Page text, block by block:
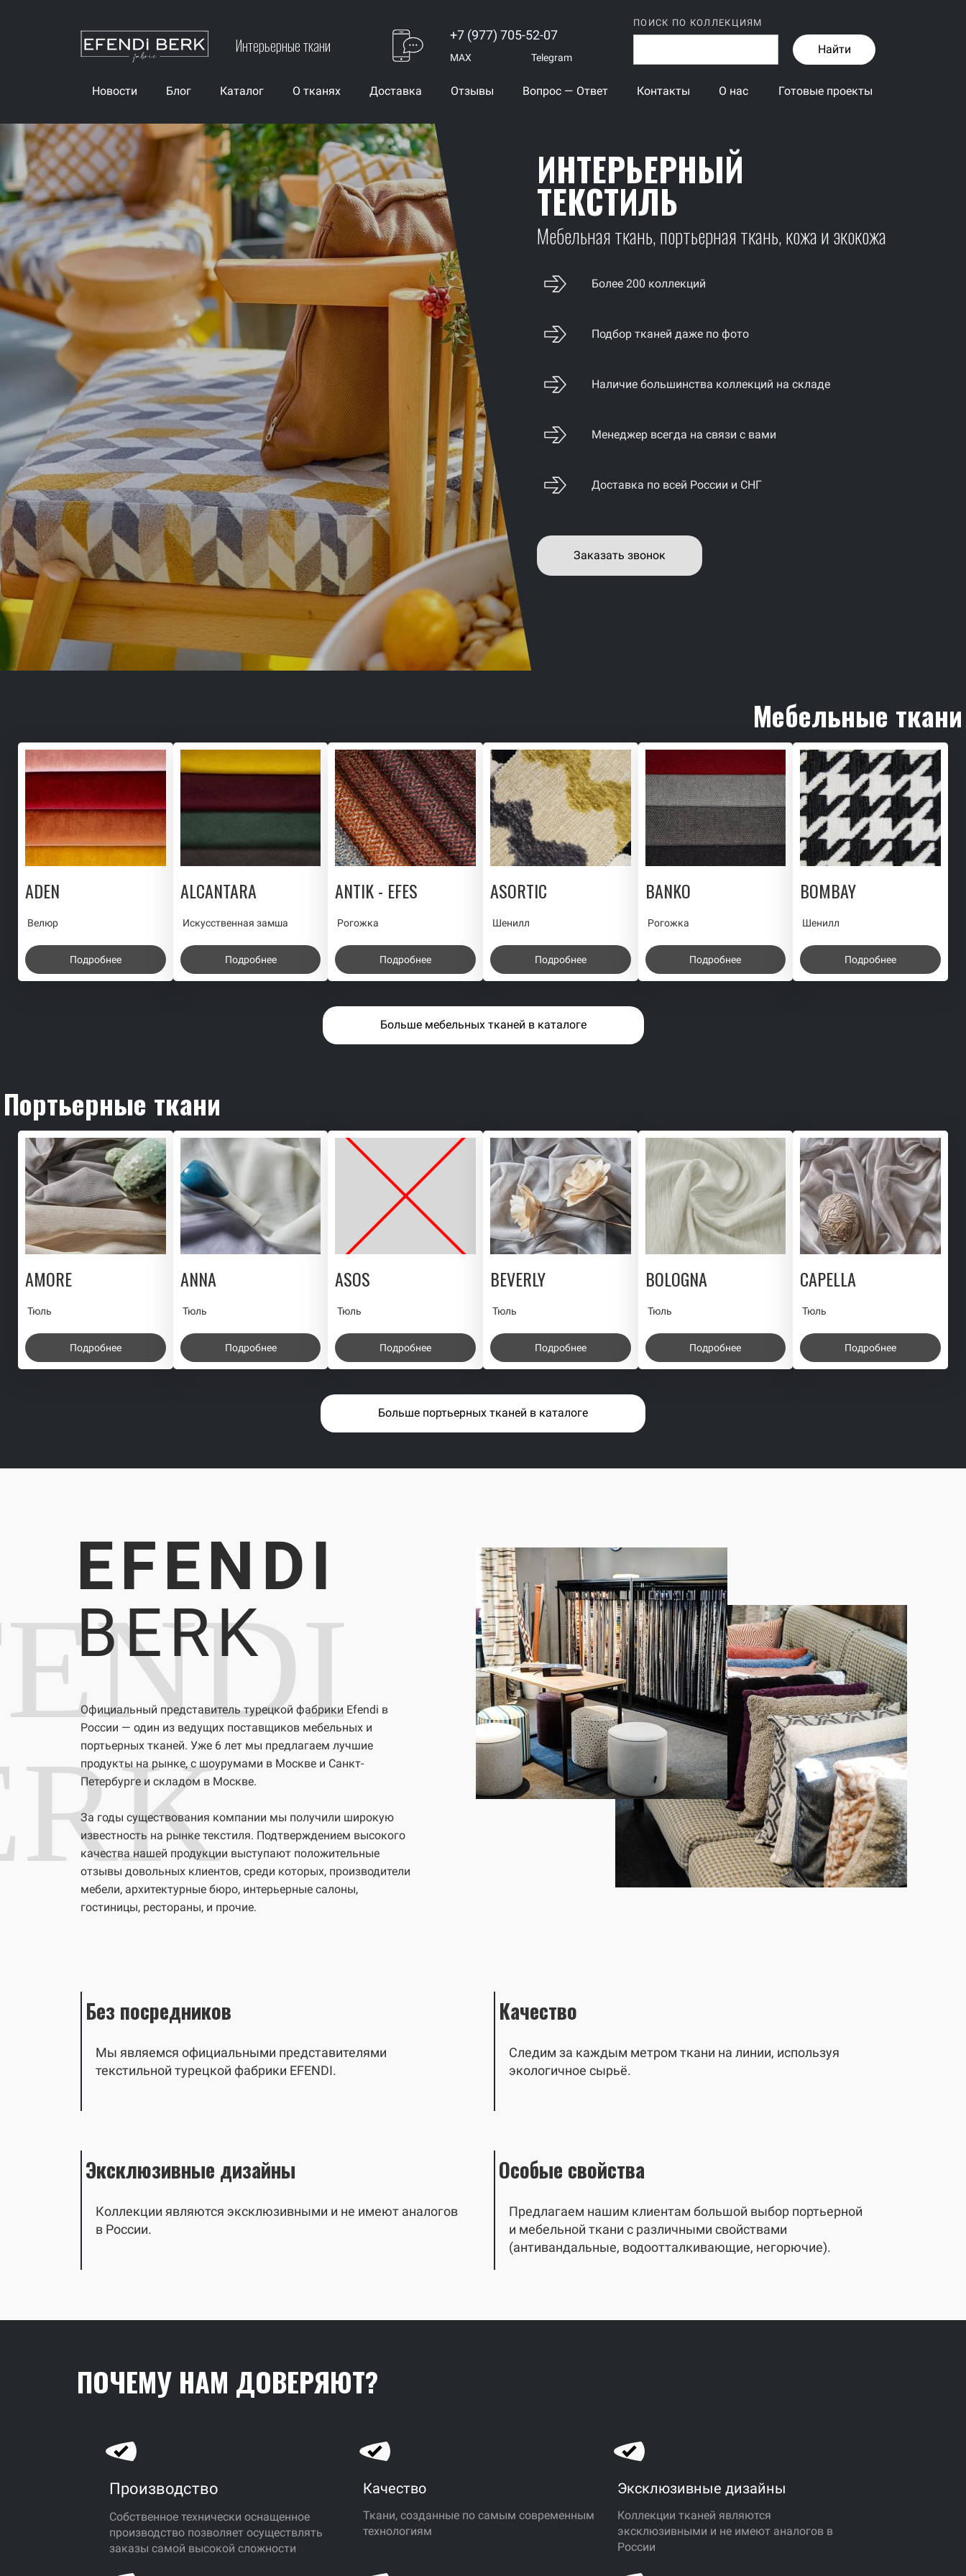
Интерьерные ткани +7 (977) 705-52-07
MAX Telegram
ПОИСК ПО КОЛЛЕКЦИЯМ
Найти
Новости Блог Каталог О тканях Доставка Отзывы Вопрос — Ответ Контакты О нас Готовые проекты
ИНТЕРЬЕРНЫЙ
ТЕКСТИЛЬ
Мебельная ткань, портьерная ткань, кожа и экокожа
Более 200 коллекций
Подбор тканей даже по фото
Наличие большинства коллекций на складе
Менеджер всегда на связи с вами
Доставка по всей России и СНГ
Заказать звонок
Мебельные ткани
ADEN
Велюр
Подробнее
ALCANTARA
Искусственная замша
Подробнее
ANTIK - EFES
Рогожка
Подробнее
ASORTIC
Шенилл
Подробнее
BANKO
Рогожка
Подробнее
BOMBAY
Шенилл
Подробнее
Больше мебельных тканей в каталоге
Портьерные ткани
AMORE
Тюль
Подробнее
ANNA
Тюль
Подробнее
ASOS
Тюль
Подробнее
BEVERLY
Тюль
Подробнее
BOLOGNA
Тюль
Подробнее
CAPELLA
Тюль
Подробнее
Больше портьерных тканей в каталоге
EFENDI
BERK
Официальный представитель турецкой фабрики Efendi в
России — один из ведущих поставщиков мебельных и
портьерных тканей. Уже 6 лет мы предлагаем лучшие
продукты на рынке, с шоурумами в Москве и Санкт-
Петербурге и складом в Москве.
За годы существования компании мы получили широкую
известность на рынке текстиля. Подтверждением высокого
качества нашей продукции выступают положительные
отзывы довольных клиентов, среди которых, производители
мебели, архитектурные бюро, интерьерные салоны,
гостиницы, рестораны, и прочие.
Без посредников
Мы являемся официальными представителями
текстильной турецкой фабрики EFENDI.
Качество
Следим за каждым метром ткани на линии, используя
экологичное сырьё.
Эксклюзивные дизайны
Коллекции являются эксклюзивными и не имеют аналогов
в России.
Особые свойства
Предлагаем нашим клиентам большой выбор портьерной
и мебельной ткани с различными свойствами
(антивандальные, водоотталкивающие, негорючие).
ПОЧЕМУ НАМ ДОВЕРЯЮТ?
Производство
Собственное технически оснащенное
производство позволяет осуществлять
заказы самой высокой сложности
Качество
Ткани, созданные по самым современным
технологиям
Эксклюзивные дизайны
Коллекции тканей являются
эксклюзивными и не имеют аналогов в
России